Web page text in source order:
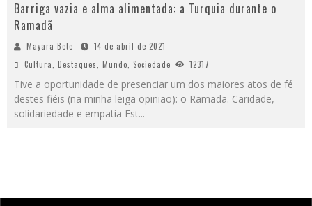
Barriga vazia e alma alimentada: a Turquia durante o
Ramadã
Mayara Bete
14 de abril de 2021
Cultura, Destaques, Mundo, Sociedade 12317
Tive a oportunidade de presenciar um dos maiores atos de fé
destes fiéis (na minha leiga opinião): o Ramadã. Caridade,
solidariedade e empatia Est...